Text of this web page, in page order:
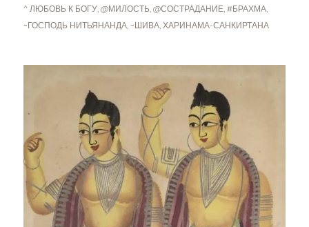
^ ЛЮБОВЬ К БОГУ, @МИЛОСТЬ, @СОСТРАДАНИЕ, #БРАХМА,
~ГОСПОДЬ НИТЬЯНАНДА, ~ШИВА, ХАРИНАМА-САНКИРТАНА